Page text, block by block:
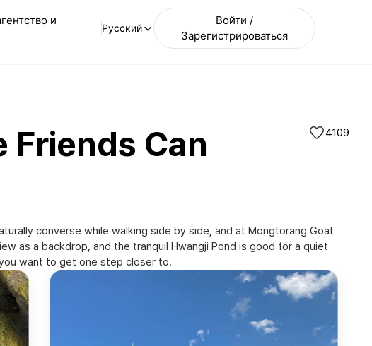
и
Русский
Войти /
Зарегистрироваться
Friends Can
4109
converse while walking side by side, and at Mongtorang Goat
as a backdrop, and the tranquil Hwangji Pond is good for a quiet
want to get one step closer to.
황지연못(Hwangji Pond)|@parkjaook